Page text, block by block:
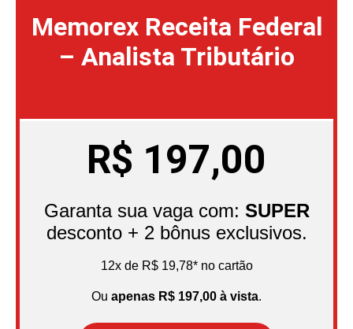
Memorex Receita Federal
– Analista Tributário
R$ 197,00
Garanta sua vaga com: SUPER
desconto + 2 bônus exclusivos.
12x de R$ 19,78* no cartão
Ou apenas R$ 197,00 à vista.